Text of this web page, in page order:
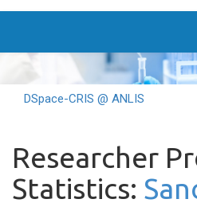
DSpace-CRIS @ ANLIS
Researcher
Statistics: